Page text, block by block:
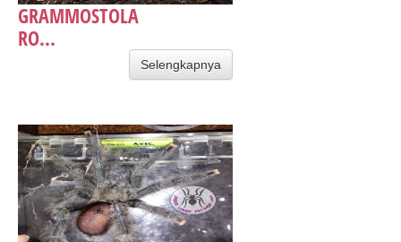
GRAMMOSTOLA
RO...
Selengkapnya